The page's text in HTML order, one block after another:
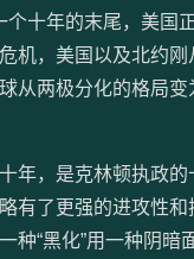
个十年的末尾，美国
机，美国以及北约
从两极分化的格局
年，是克林顿执政
有了更强的进攻性
种“黑化”用一种阴